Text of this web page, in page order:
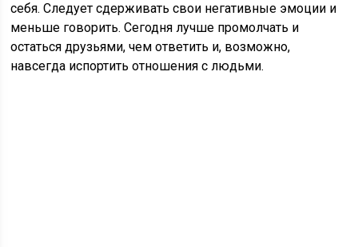
себя. Следует сдерживать свои негативные эмоции и
меньше говорить. Сегодня лучше промолчать и
остаться друзьями, чем ответить и, возможно,
навсегда испортить отношения с людьми.